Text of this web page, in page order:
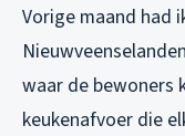
Vorige maand had
waar de bewoners
keukenafvoer die